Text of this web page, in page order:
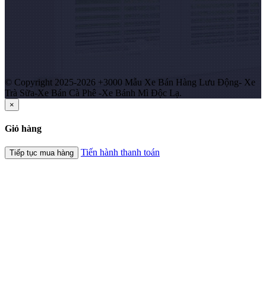
© Copyright 2025-2026 +3000 Mẫu Xe Bán Hàng Lưu Động- Xe
Trà Sữa-Xe Bán Cà Phê -Xe Bánh Mì Độc Lạ.
×
Giỏ hàng
Tiếp tục mua hàng Tiến hành thanh toán